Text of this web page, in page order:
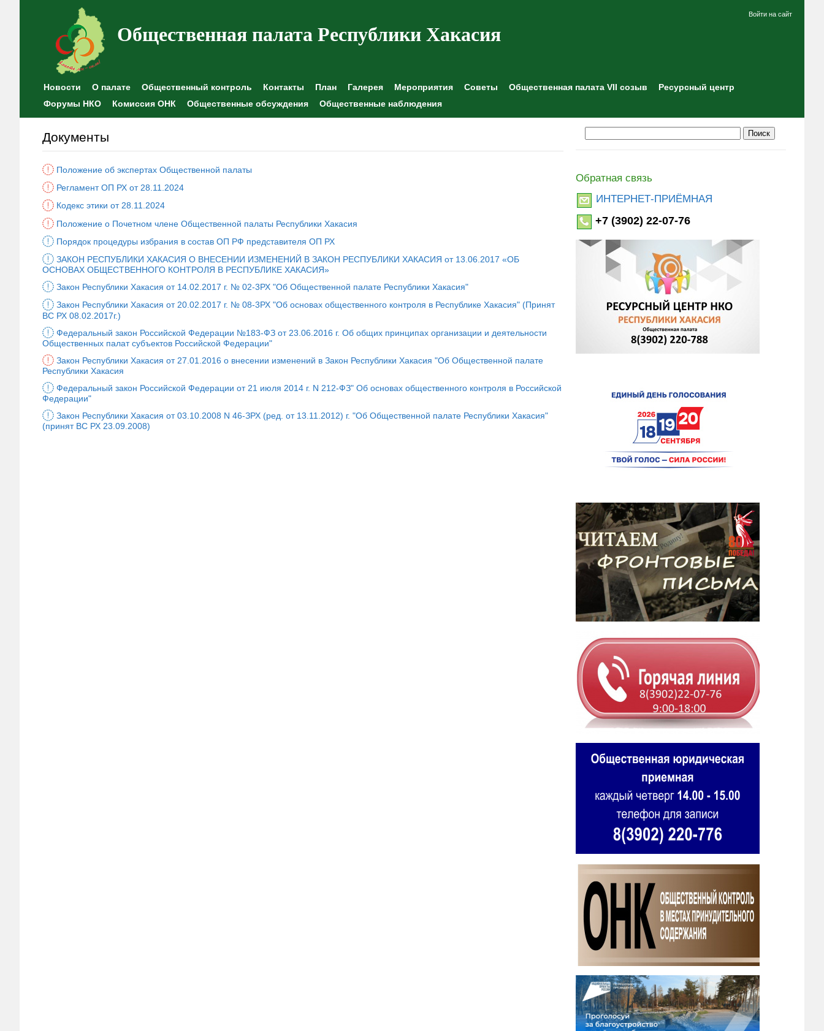
Общественная палата Республики Хакасия
Войти на сайт
Новости О палате Общественный контроль Контакты План Галерея Мероприятия Советы Общественная палата VII созыв
Ресурсный центр
Форумы НКО
Комиссия ОНК Общественные обсуждения Общественные наблюдения
Документы
Положение об экспертах Общественной палаты
Регламент ОП РХ от 28.11.2024
Кодекс этики от 28.11.2024
Положение о Почетном члене Общественной палаты Республики Хакасия
Порядок процедуры избрания в состав ОП РФ представителя ОП РХ
ЗАКОН РЕСПУБЛИКИ ХАКАСИЯ О ВНЕСЕНИИ ИЗМЕНЕНИЙ В ЗАКОН РЕСПУБЛИКИ ХАКАСИЯ от 13.06.2017 «ОБ
ОСНОВАХ ОБЩЕСТВЕННОГО КОНТРОЛЯ В РЕСПУБЛИКЕ ХАКАСИЯ»
Закон Республики Хакасия от 14.02.2017 г. № 02-3РХ "Об Общественной палате Республики Хакасия"
Закон Республики Хакасия от 20.02.2017 г. № 08-3РХ "Об основах общественного контроля в Республике Хакасия" (Принят
ВС РХ 08.02.2017г.)
Федеральный закон Российской Федерации №183-ФЗ от 23.06.2016 г. Об общих принципах организации и деятельности
Общественных палат субъектов Российской Федерации"
Закон Республики Хакасия от 27.01.2016 о внесении изменений в Закон Республики Хакасия "Об Общественной палате
Республики Хакасия
Федеральный закон Российской Федерации от 21 июля 2014 г. N 212-ФЗ" Об основах общественного контроля в Российской
Федерации"
Закон Республики Хакасия от 03.10.2008 N 46-ЗРХ (ред. от 13.11.2012) г. "Об Общественной палате Республики Хакасия"
(принят ВС РХ 23.09.2008)
Обратная связь
ИНТЕРНЕТ-ПРИЁМНАЯ
+7 (3902) 22-07-76